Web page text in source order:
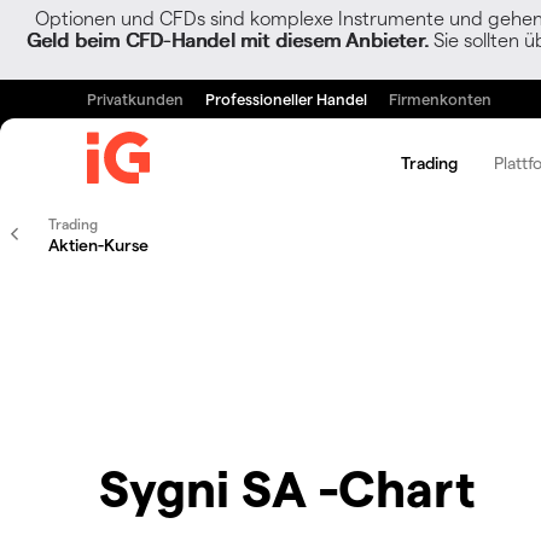
Optionen und CFDs sind komplexe Instrumente und
Geld beim CFD-Handel mit diesem Anbieter. Sie sollten
Privatkunden Professioneller Handel Firmenkonten
Trading
Trading
Aktien-Kurse
Sygni SA -Chart